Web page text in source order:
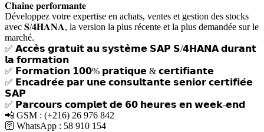
𝐂𝐡𝐚𝐢𝐧𝐞 𝐩𝐞𝐫𝐟𝐨𝐫𝐦𝐚𝐧𝐭𝐞
Développez votre expertise en achats, ventes et gestion des stocks
avec 𝐒/𝟒𝐇𝐀𝐍𝐀, la version la plus récente et la plus demandée sur le
marché.
✅ 𝗔𝗰𝗰𝗲̀𝘀 𝗴𝗿𝗮𝘁𝘂𝗶𝘁 𝗮𝘂 𝘀𝘆𝘀𝘁𝗲̀𝗺𝗲 𝗦𝗔𝗣 𝗦/𝟰𝗛𝗔𝗡𝗔 𝗱𝘂𝗿𝗮𝗻𝘁
𝗹𝗮 𝗳𝗼𝗿𝗺𝗮𝘁𝗶𝗼𝗻
✅ 𝗙𝗼𝗿𝗺𝗮𝘁𝗶𝗼𝗻 𝟭𝟬𝟬% 𝗽𝗿𝗮𝘁𝗶𝗾𝘂𝗲 & 𝗰𝗲𝗿𝘁𝗶𝗳𝗶𝗮𝗻𝘁𝗲
✅ 𝗘𝗻𝗰𝗮𝗱𝗿𝗲́𝗲 𝗽𝗮𝗿 𝘂𝗻𝗲 𝗰𝗼𝗻𝘀𝘂𝗹𝘁𝗮𝗻𝘁𝗲 𝘀𝗲𝗻𝗶𝗼𝗿 𝗰𝗲𝗿𝘁𝗶𝗳𝗶𝗲́𝗲
𝗦𝗔𝗣
✅ 𝗣𝗮𝗿𝗰𝗼𝘂𝗿𝘀 𝗰𝗼𝗺𝗽𝗹𝗲𝘁 𝗱𝗲 𝟲𝟬 𝗵𝗲𝘂𝗿𝗲𝘀 𝗲𝗻 𝘄𝗲𝗲𝗸-𝗲𝗻𝗱
📲 GSM : (+216) 26 976 842
🛜 WhatsApp : 58 910 154